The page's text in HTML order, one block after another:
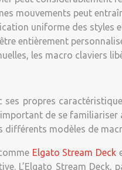
mouvements peut
uniforme des styles
entièrement
les macro claviers
propres
de se
modèles de
Elgato Stream Deck
L’Elgato Stream